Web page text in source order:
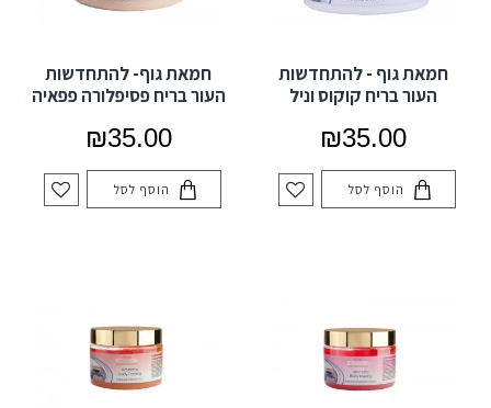
חמאת גוף - להתחדשות
העור בריח קוקוס וניל
₪35.00
הוסף לסל
חמאת גוף- להתחדשות
העור בריח פסיפלורה פפאיה
₪35.00
הוסף לסל